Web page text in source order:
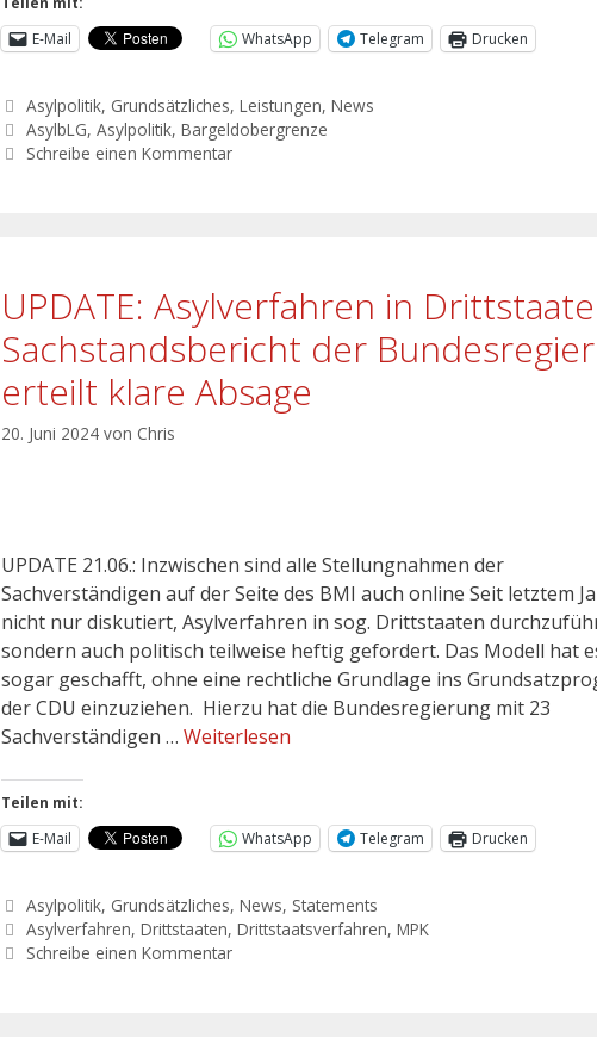
E-Mail
WhatsApp Telegram Drucken
Asylpolitik, Grundsätzliches,Leistungen,News
AsylbLG,Asylpolitik,Bargeldobergrenze
Schreibe einen Kommentar
UPDATE: Asylverfahren in
Sachstandsbericht der
erteilt klare Absage
20. Juni 2024 von Chris
UPDATE 21.06.: Inzwischen sind alle Stellungnahmen der
Sachverständigen auf der Seite des BMI auch online Seit letztem
nicht nur diskutiert, Asylverfahren in sog. Drittstaaten
sondern auch politisch teilweise heftig gefordert. Das Modell hat
sogar geschafft, ohne eine rechtliche Grundlage ins
der CDU einzuziehen. Hierzu hat die Bundesregierung mit 23
Sachverständigen … Weiterlesen
Teilen mit:
E-Mail
WhatsApp Telegram Drucken
Asylpolitik, Grundsätzliches,News, Statements
Asylverfahren,Drittstaaten,Drittstaatsverfahren,MPK
Schreibe einen Kommentar